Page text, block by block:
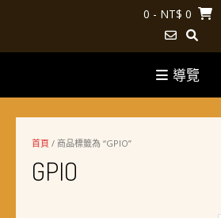
0 - NT$ 0
導覽
首頁 / 商品標籤為 “GPIO”
GPIO